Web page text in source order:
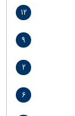
12
9
2
6